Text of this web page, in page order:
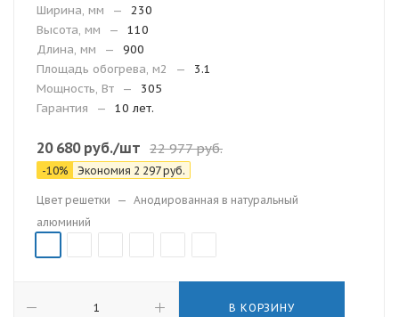
Ширина, мм
—
230
Высота, мм
—
110
Длина, мм
—
900
Площадь обогрева, м2
—
3.1
Мощность, Вт
—
305
Гарантия
— 10 лет.
20 680руб./шт 22 977руб.
-10% Экономия 2 297руб.
Цвет решетки — Анодированная в натуральный
алюминий
В КОРЗИНУ